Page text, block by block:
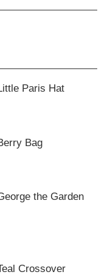
Paris Hat
Bag
the Garden
Crossover